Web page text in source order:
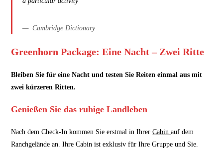
Cambridge Dictionary
Greenhorn Package: Eine Nacht – Zwei Ritte
Bleiben Sie für eine Nacht und testen Sie Reiten einmal aus mit
zwei kürzeren Ritten.
Genießen Sie das ruhige Landleben
Nach dem Check-In kommen Sie erstmal in IhrerCabinauf dem
Ranchgelände an. Ihre Cabin ist exklusiv für Ihre Gruppe und Sie.